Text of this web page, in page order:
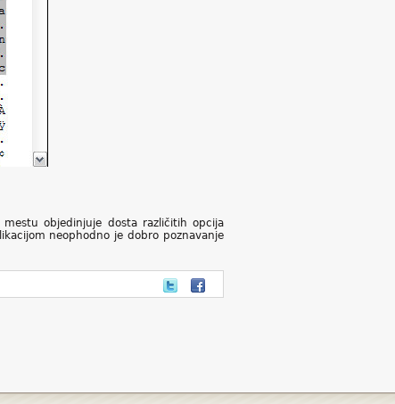
objedinjuje dosta različitih opcija
neophodno je dobro poznavanje